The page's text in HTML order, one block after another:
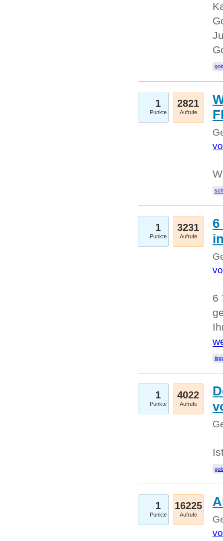
1
Punkte
2821
Aufrufe
1
Punkte
3231
Aufrufe
6
1
Punkte
4022
Aufrufe
1
Punkte
16225
Aufrufe